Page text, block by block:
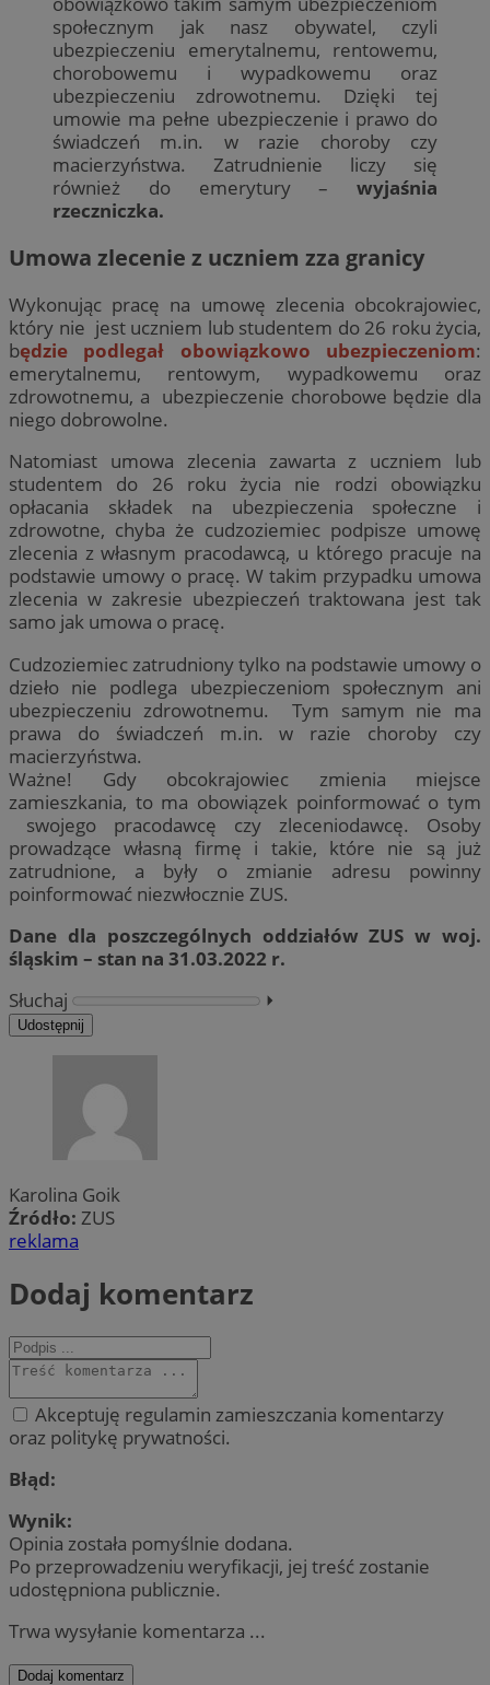
społecznym jak nasz obywatel, czyli
ubezpieczeniu emerytalnemu, rentowemu,
chorobowemu i wypadkowemu oraz
ubezpieczeniu zdrowotnemu. Dzięki tej
umowie ma pełne ubezpieczenie i prawo do
świadczeń m.in. w razie choroby czy
macierzyństwa. Zatrudnienie liczy się
również do emerytury – wyjaśnia
rzeczniczka.
Umowa zlecenie z uczniem zza granicy
Wykonując pracę na umowę zlecenia obcokrajowiec,
który nie jest uczniem lub studentem do 26 roku życia,
będzie podlegał obowiązkowo ubezpieczeniom:
emerytalnemu, rentowym, wypadkowemu oraz
zdrowotnemu, a ubezpieczenie chorobowe będzie dla
niego dobrowolne.
Natomiast umowa zlecenia zawarta z uczniem lub
studentem do 26 roku życia nie rodzi obowiązku
opłacania składek na ubezpieczenia społeczne i
zdrowotne, chyba że cudzoziemiec podpisze umowę
zlecenia z własnym pracodawcą, u którego pracuje na
podstawie umowy o pracę. W takim przypadku umowa
zlecenia w zakresie ubezpieczeń traktowana jest tak
samo jak umowa o pracę.
Cudzoziemiec zatrudniony tylko na podstawie umowy o
dzieło nie podlega ubezpieczeniom społecznym ani
ubezpieczeniu zdrowotnemu. Tym samym nie ma
prawa do świadczeń m.in. w razie choroby czy
macierzyństwa.
Ważne! Gdy obcokrajowiec zmienia miejsce
zamieszkania, to ma obowiązek poinformować o tym
swojego pracodawcę czy zleceniodawcę. Osoby
prowadzące własną firmę i takie, które nie są już
zatrudnione, a były o zmianie adresu powinny
poinformować niezwłocznie ZUS.
Dane dla poszczególnych oddziałów ZUS w woj.
śląskim – stan na 31.03.2022 r.
Słuchaj
⏵︎
Udostępnij
Karolina Goik
Źródło: ZUS
reklama
Dodaj komentarz
Akceptuję regulamin zamieszczania komentarzy
oraz politykę prywatności.
Błąd:
Wynik:
Opinia została pomyślnie dodana.
Po przeprowadzeniu weryfikacji, jej treść zostanie
udostępniona publicznie.
Trwa wysyłanie komentarza ...
Dodaj komentarz